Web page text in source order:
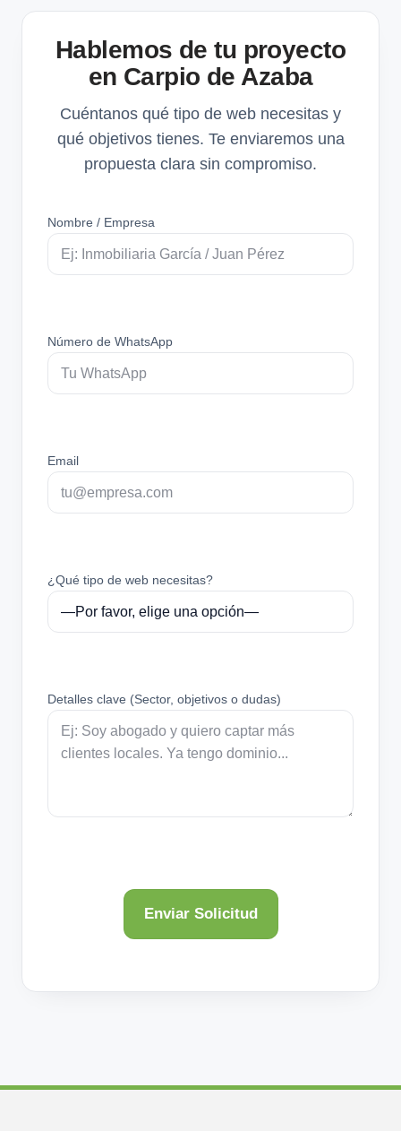
Hablemos de tu proyecto
en Carpio de Azaba
Cuéntanos qué tipo de web necesitas y
qué objetivos tienes. Te enviaremos una
propuesta clara sin compromiso.
Nombre / Empresa
Número de WhatsApp
Email
¿Qué tipo de web necesitas?
Detalles clave (Sector, objetivos o dudas)